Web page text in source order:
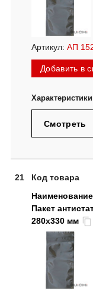
Артикул: АП
Добавить в
Смотреть
21 Код товара
Пакет
280x330 мм